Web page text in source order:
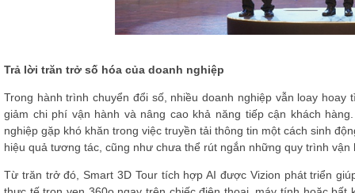
Trả lời trăn trở số hóa của doanh nghiệp
Trong hành trình chuyển đổi số, nhiều doanh nghiệp vẫn loay
giảm chi phí vận hành và nâng cao khả năng tiếp cận khách
nghiệp gặp khó khăn trong việc truyền tải thông tin một cách sinh
hiệu quả tương tác, cũng như chưa thể rút ngắn những quy trình vận
Từ trăn trở đó, Smart 3D Tour tích hợp AI được Vizion phát triển